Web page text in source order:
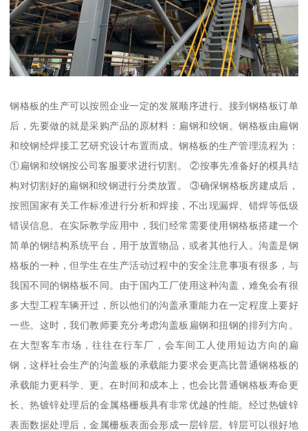
钢格板的生产可以按照企业一定的发展顺序进行。接到钢格板订单
后，先要做的就是采购产品的原材料：扁钢和绞钢。钢格板由扁钢
和绞钢经焊接工艺研究设计布置而成。钢格板的生产管理流程为：
①扁钢和绞钢按公司客服要求进行切割。 ②按事先准备好的模具结
构对切割好的扁钢和绞钢进行分类放置。 ③确保钢格板房建成后，
按照国家有关工作标准进行分析和焊接，不出现漏焊、错焊等低级
错误信息。在实际教学应用中，我们经常需要使用钢格板搭建一个
简单的钢结构系统平台，用于放置物品，或者其他行人。沟盖是钢
格板的一种，但学生在生产活动过程中的安全注意事项有很多，与
我国不同的钢格板不同。由于国内工厂使用这种沟盖，难免会有很
多大型工程车辆开过，所以他们的沟盖承重能力在一定程度上要好
一些。这时，我们教师要充分考虑沟盖板扁钢和扭钢的排列方向。
在大型客车市场，往往在行车厂，会车间工人使用短边方向的扁
钢，这样社会生产的沟盖板的承载能力要求会更高比普通钢格板的
承载能力更科学、更。在时间和成本上，也会比普通钢格板寿命更
长。热镀锌处理后的金属格栅板具有非常优越的性能。经过热镀锌
表面数据处理后，金属栅板表面会形成一层锌层。锌层可以很好地